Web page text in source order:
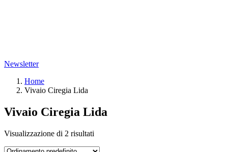
Newsletter
Home
Vivaio Ciregia Lida
Vivaio Ciregia Lida
Visualizzazione di 2 risultati